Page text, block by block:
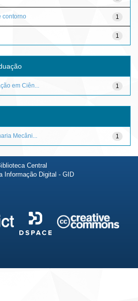
1
contorno
1
1
em Ciên...
1
Mecâni...
Central
Informação Digital - GID